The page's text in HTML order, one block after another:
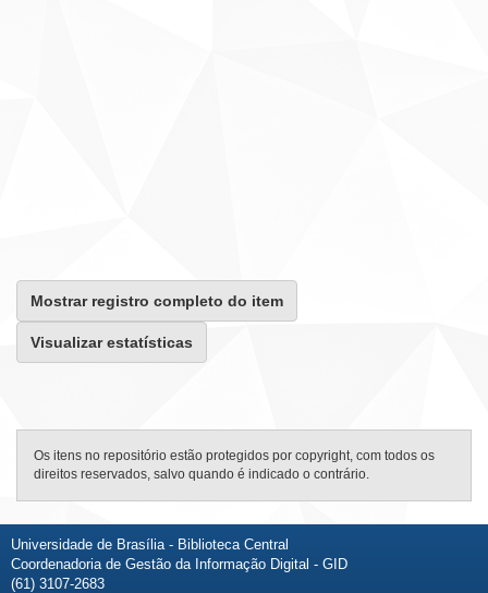
Mostrar registro completo do item
Visualizar estatísticas
Os itens no repositório estão protegidos por copyright, com todos os
direitos reservados, salvo quando é indicado o contrário.
Universidade de Brasília - Biblioteca Central
Coordenadoria de Gestão da Informação Digital - GID
(61) 3107-2683